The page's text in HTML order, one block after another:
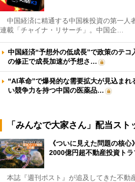
中国経済に精通する中国株投資の第一人
連載「チャイナ・リサーチ」。中国企…
中国経済“予想外の低成長”で政策のテ
の修正で成長加速が予想さ…
“AI革命”で爆発的な需要拡大が見込ま
い競争力を持つ中国の医薬品…
「みんなで大家さん」配当ス
《ついに見えた問題の核心
2000億円超不動産投資ト
本誌『週刊ポスト』が追及してきた不動